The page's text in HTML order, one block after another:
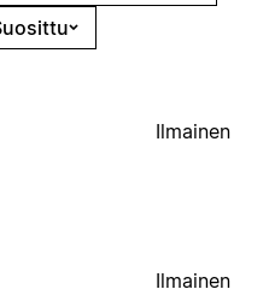
Ilmainen
Ilmainen